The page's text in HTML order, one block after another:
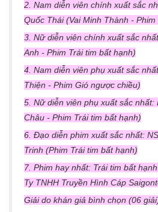
2. Nam diễn viên chính xuất sắc
Quốc Thái (Vai Minh Thành -
3. Nữ diễn viên chính xuất sắc
Anh - Phim Trái tim bất hạnh)
4. Nam diễn viên phụ xuất sắc
Thiện - Phim Gió ngược chiều)
5. Nữ diễn viên phụ xuất sắc nhất:
Châu - Phim Trái tim bất hạnh)
6. Đạo diễn phim xuất sắc nhất:
Trinh (Phim Trái tim bất hạnh)
7. Phim hay nhất: Trái tim bất
Ty TNHH Truyền Hình Cáp
Giải do khán giả bình chọn (06